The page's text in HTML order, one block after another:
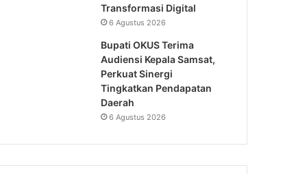
Transformasi Digital
6 Agustus 2026
Bupati OKUS Terima
Audiensi Kepala Samsat,
Perkuat Sinergi
Tingkatkan Pendapatan
Daerah
6 Agustus 2026